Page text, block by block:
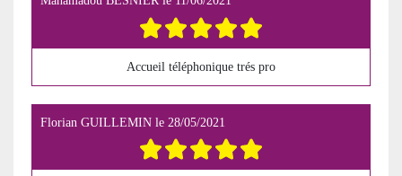
Accueil téléphonique trés pro
Florian GUILLEMIN le 28/05/2021